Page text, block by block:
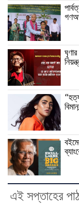
এই সপ্তাহের